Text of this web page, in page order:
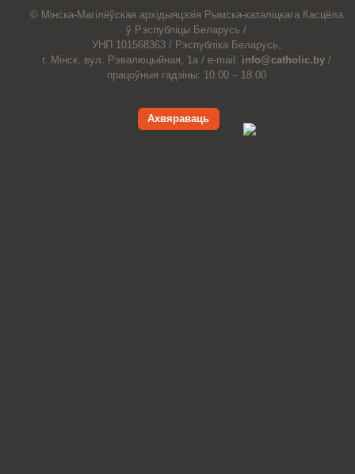
© Мiнска-Магiлёўская архiдыяцэзiя Рымска-каталіцкага Касцёла
ў Рэспубліцы Беларусь /
УНП 101568363 / Рэспубліка Беларусь,
г. Мінск, вул. Рэвалюцыйная, 1а / e-mail: info@catholic.by /
працоўныя гадзіны: 10.00 – 18.00
Ахвяраваць